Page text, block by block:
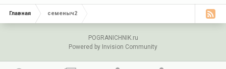
Главная семеныч2
POGRANICHNIK.ru
Powered by Invision Community